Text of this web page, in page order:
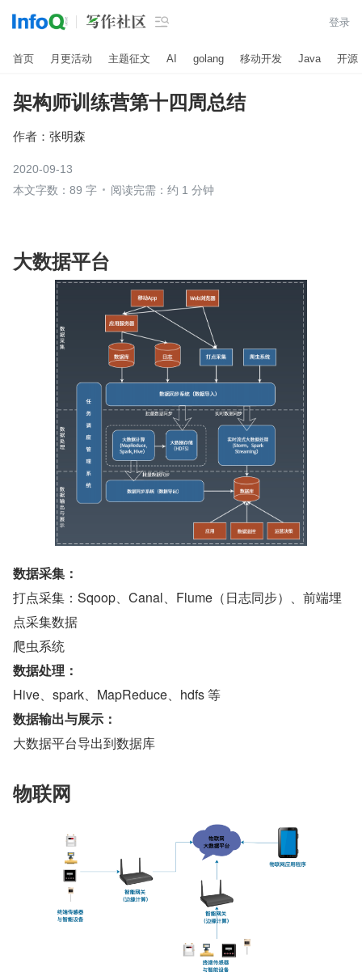
 登录
首页 月更活动 主题征文 AI golang 移动开发 Java 开源
架构师训练营第十四周总结
作者： 张明森
2020-09-13
本文字数：89 字
阅读完需：约 1 分钟
大数据平台
数据采集：
打点采集：Sqoop、Canal、Flume（日志同步）、前端埋
点采集数据
爬虫系统
数据处理：
Hive、spark、MapReduce、hdfs 等
数据输出与展示：
大数据平台导出到数据库
物联网